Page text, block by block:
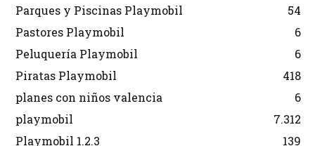
Parques y Piscinas Playmobil
54
Pastores Playmobil
6
Peluquería Playmobil
6
Piratas Playmobil
418
planes con niños valencia
6
playmobil
7.312
Playmobil 1.2.3
139